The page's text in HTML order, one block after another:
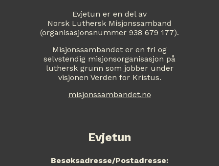
Evjetun er en del av
Norsk Luthersk Misjonssamband
(organisasjonsnummer 938 679 177).
Misjonssambandet er en fri og
selvstendig misjonsorganisasjon på
luthersk grunn som jobber under
visjonen Verden for Kristus.
misjonssambandet.no
Evjetun
Besøksadresse/Postadresse: